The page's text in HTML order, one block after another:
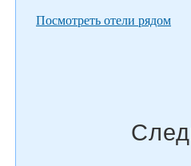
Посмотреть отели рядом